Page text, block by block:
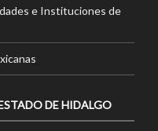
e Instituciones de
DE HIDALGO